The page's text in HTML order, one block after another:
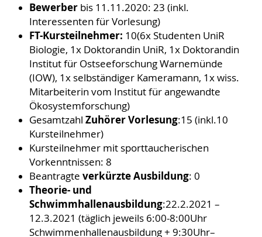
Bewerberbis 11.11.2020: 23 (inkl.
Interessenten für Vorlesung)
FT-Kursteilnehmer: 10(6x Studenten UniR
Biologie, 1x Doktorandin UniR, 1x Doktorandin
Institut für Ostseeforschung Warnemünde
(IOW), 1x selbständiger Kameramann, 1x wiss.
Mitarbeiterin vom Institut für angewandte
Ökosystemforschung)
Gesamtzahl Zuhörer Vorlesung:15 (inkl.10
Kursteilnehmer)
Kursteilnehmer mit sporttaucherischen
Vorkenntnissen: 8
Beantragte verkürzte Ausbildung: 0
Theorie- und
Schwimmhallenausbildung:22.2.2021 –
12.3.2021 (täglich jeweils 6:00-8:00Uhr
Schwimmenhallenausbildung + 9:30Uhr–